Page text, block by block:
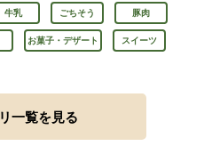
牛乳 ごちそう 豚肉
お菓子・デザート スイーツ
一覧を見る